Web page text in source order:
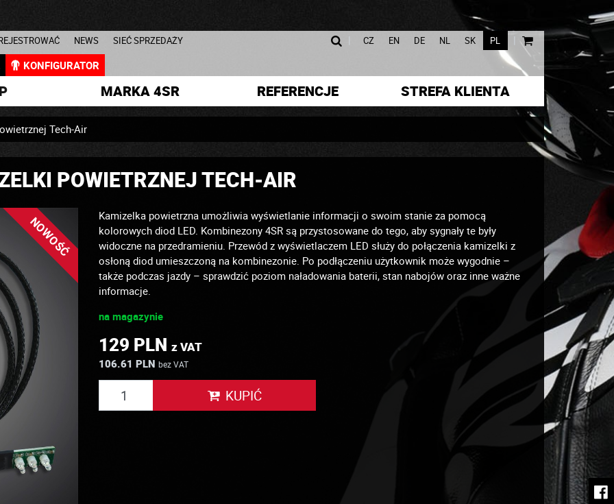
NEWS SIEĆ SPRZEDAŻY
KONFIGURATOR
CZ EN DE NL SK PL |
MARKA 4SR REFERENCJE STREFA KLIENTA
Tech-Air
POWIETRZNEJ TECH-AIR
NOWOŚĆ
Kamizelka powietrzna umożliwia wyświetlanie informacji o swoim stanie za pomocą
kolorowych diod LED. Kombinezony 4SR są przystosowane do tego, aby sygnały te były
widoczne na przedramieniu. Przewód z wyświetlaczem LED służy do połączenia kamizelki z
osłoną diod umieszczoną na kombinezonie. Po podłączeniu użytkownik może wygodnie –
także podczas jazdy – sprawdzić poziom naładowania baterii, stan nabojów oraz inne ważne
informacje.
na magazynie
129 PLN z VAT
106.61 PLN bez VAT
KUPIĆ